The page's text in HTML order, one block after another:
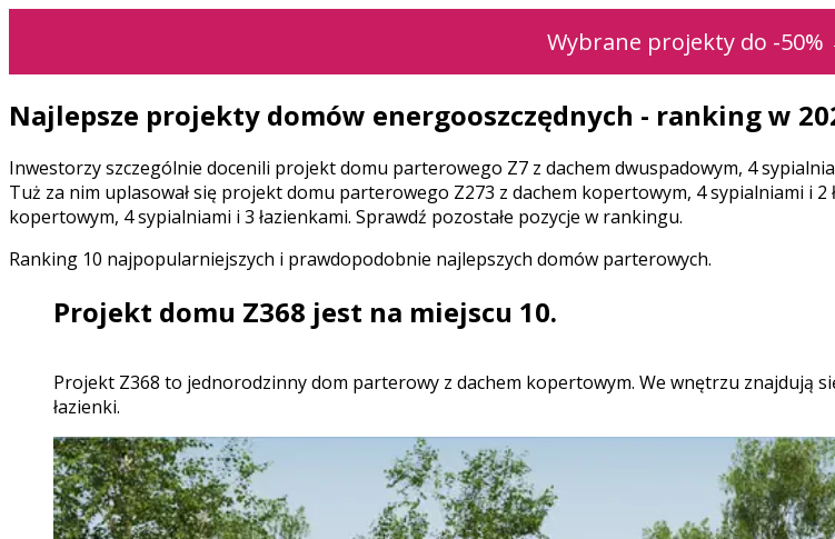
Wybrane projekty do -50%
Najlepsze projekty domów energooszczędnych - ranking w
Inwestorzy szczególnie docenili projekt domu parterowego Z7 z dachem dwuspadowym, 4
Tuż za nim uplasował się projekt domu parterowego Z273 z dachem kopertowym, 4 sypialniami i
kopertowym, 4 sypialniami i 3 łazienkami. Sprawdź pozostałe pozycje w rankingu.
Ranking 10 najpopularniejszych i prawdopodobnie najlepszych domów parterowych.
Projekt domu Z368 jest na miejscu 10.
projekt Z368 to jednorodzinny dom parterowy z dachem kopertowym. We wnętrzu znajdują się: sień, hol, garderoba, kuchnia, pomieszczenie gospodarcze, 4 sypialnie i 3
łazienki.